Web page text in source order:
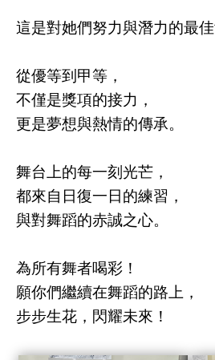
這是對她們努力與潛力的最佳
從優等到甲等，
不僅是獎項的接力，
更是夢想與熱情的傳承。
舞台上的每一刻光芒，
都來自日復一日的練習，
與對舞蹈的赤誠之心。
為所有舞者喝彩！
願你們繼續在舞蹈的路上，
步步生花，閃耀未來！